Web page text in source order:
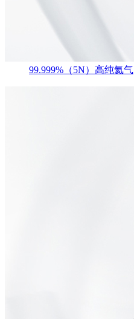
99.999%（5N）高纯氦气